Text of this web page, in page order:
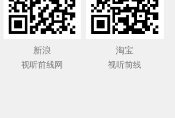
新浪
视听前线网
淘宝
视听前线